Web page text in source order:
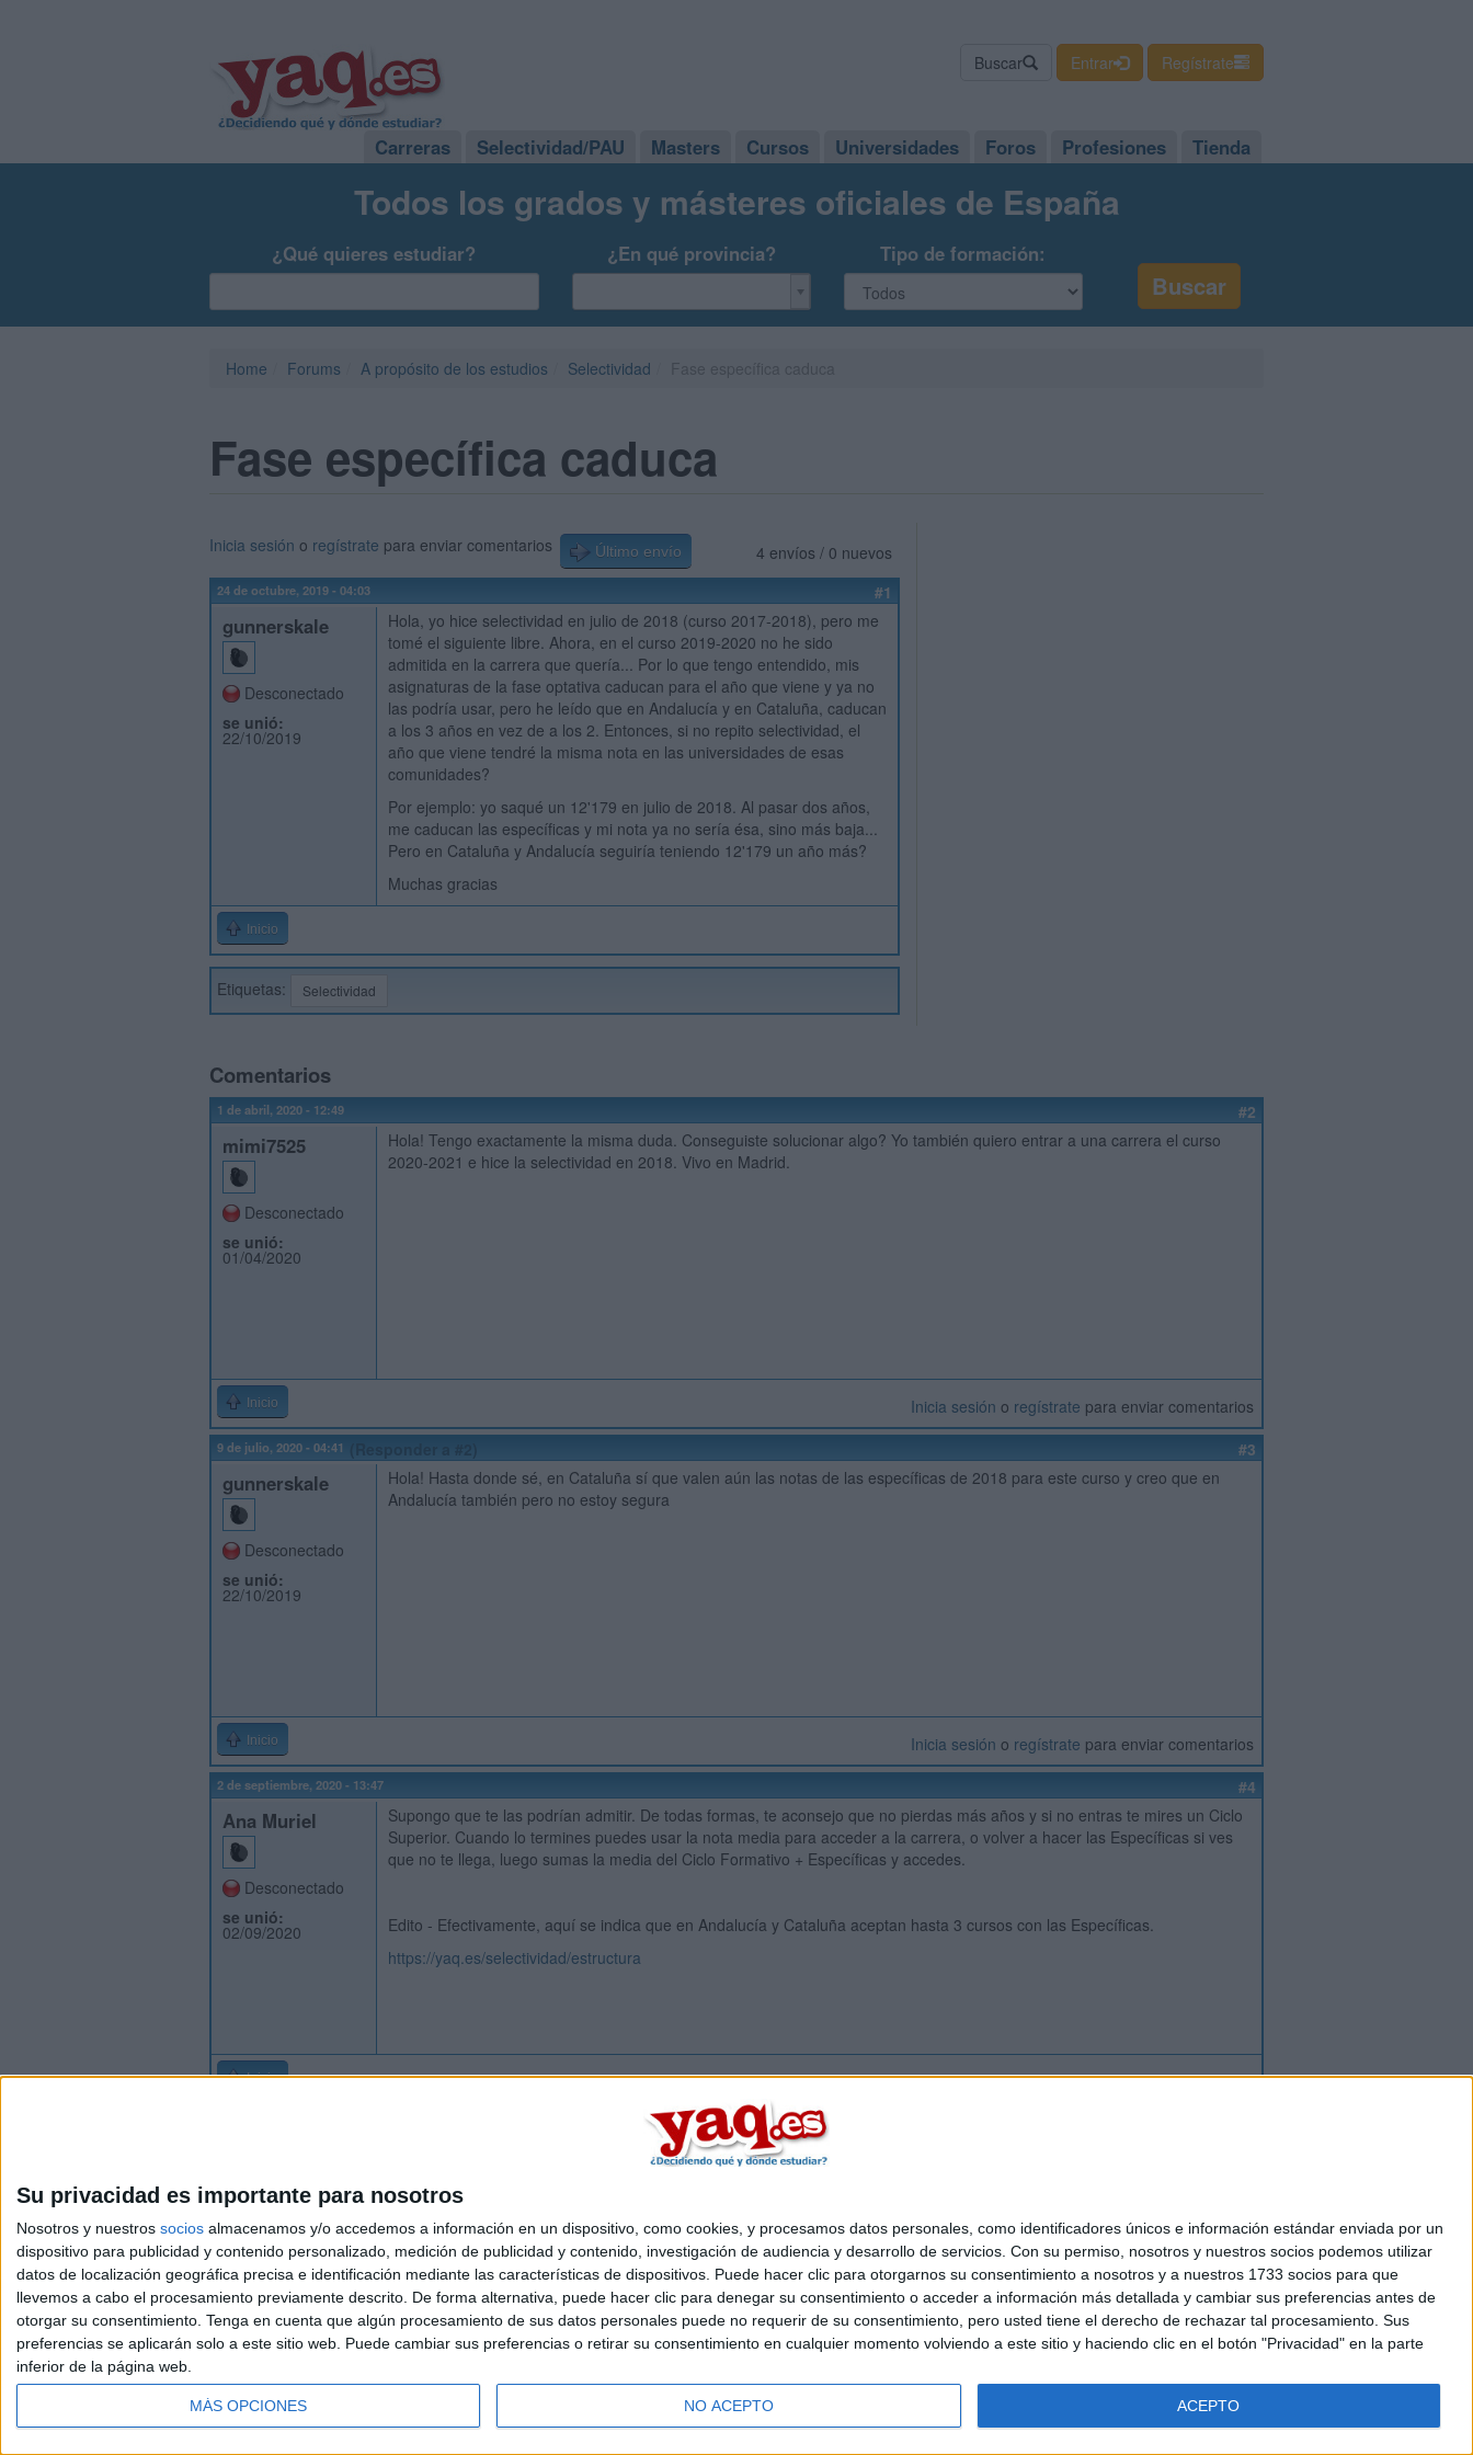
Su privacidad es importante para nosotros
Nosotros y nuestros socios almacenamos y/o accedemos a información en un dispositivo, como cookies, y procesamos datos personales, como identificadores únicos e información estándar enviada por un
dispositivo para publicidad y contenido personalizado, medición de publicidad y contenido, investigación de audiencia y desarrollo de servicios. Con su permiso, nosotros y nuestros socios podemos utilizar
datos de localización geográfica precisa e identificación mediante las características de dispositivos. Puede hacer clic para otorgarnos su consentimiento a nosotros y a nuestros 1733 socios para que
llevemos a cabo el procesamiento previamente descrito. De forma alternativa, puede hacer clic para denegar su consentimiento o acceder a información más detallada y cambiar sus preferencias antes de
otorgar su consentimiento. Tenga en cuenta que algún procesamiento de sus datos personales puede no requerir de su consentimiento, pero usted tiene el derecho de rechazar tal procesamiento. Sus
preferencias se aplicarán solo a este sitio web. Puede cambiar sus preferencias o retirar su consentimiento en cualquier momento volviendo a este sitio y haciendo clic en el botón "Privacidad" en la parte
inferior de la página web.
MÁS OPCIONES NO ACEPTO ACEPTO
Buscar Entrar Regístrate
Carreras Selectividad/PAU Masters Cursos Universidades Foros Profesiones Tienda
Todos los grados y másteres oficiales de España
¿Qué quieres estudiar? ¿En qué provincia? Tipo de formación:
Home Forums A propósito de los estudios Selectividad
Fase específica caduca
4 envíos / 0 nuevos
Inicia sesión o regístrate para enviar comentarios Último envío
24 de octubre, 2019 - 04:03 #1
gunnerskale
Desconectado
se unió:
22/10/2019
Hola, yo hice selectividad en julio de 2018 (curso 2017-2018), pero me
tomé el siguiente libre. Ahora, en el curso 2019-2020 no he sido
admitida en la carrera que quería... Por lo que tengo entendido, mis
asignaturas de la fase optativa caducan para el año que viene y ya no
las podría usar, pero he leído que en Andalucía y en Cataluña, caducan
a los 3 años en vez de a los 2. Entonces, si no repito selectividad, el
año que viene tendré la misma nota en las universidades de esas
comunidades?
Por ejemplo: yo saqué un 12'179 en julio de 2018. Al pasar dos años,
me caducan las específicas y mi nota ya no sería ésa, sino más baja...
Pero en Cataluña y Andalucía seguiría teniendo 12'179 un año más?
Muchas gracias
Inicio
Etiquetas: Selectividad
Comentarios
1 de abril, 2020 - 12:49 #2
mimi7525
Desconectado
se unió:
01/04/2020
Hola! Tengo exactamente la misma duda. Conseguiste solucionar algo? Yo también quiero entrar a una carrera el curso
2020-2021 e hice la selectividad en 2018. Vivo en Madrid.
Inicio Inicia sesión o regístrate para enviar comentarios
9 de julio, 2020 - 04:41 #3
gunnerskale
Desconectado
se unió:
22/10/2019
Hola! Hasta donde sé, en Cataluña sí que valen aún las notas de las específicas de 2018 para este curso y creo que en
Andalucía también pero no estoy segura
Inicio Inicia sesión o regístrate para enviar comentarios
2 de septiembre, 2020 - 13:47 #4
Ana Muriel
Desconectado
se unió:
02/09/2020
Supongo que te las podrían admitir. De todas formas, te aconsejo que no pierdas más años y si no entras te mires un Ciclo
Superior. Cuando lo termines puedes usar la nota media para acceder a la carrera, o volver a hacer las Específicas si ves
que no te llega, luego sumas la media del Ciclo Formativo + Específicas y accedes.
Edito - Efectivamente, aquí se indica que en Andalucía y Cataluña aceptan hasta 3 cursos con las Específicas.
https://yaq.es/selectividad/estructura
Inicio Inicia sesiónoregístratepara enviar comentarios
Quiénes somos|Contactar|Anúnciate
Aviso legal|Politica de privacidad|Condiciones generales|Política de cookies
© 2003-2026Compás Mediterráneo S.L.- Diego de León 47 - 28006 Madrid [ESPAÑA] - Tel. +34 91 593 2767